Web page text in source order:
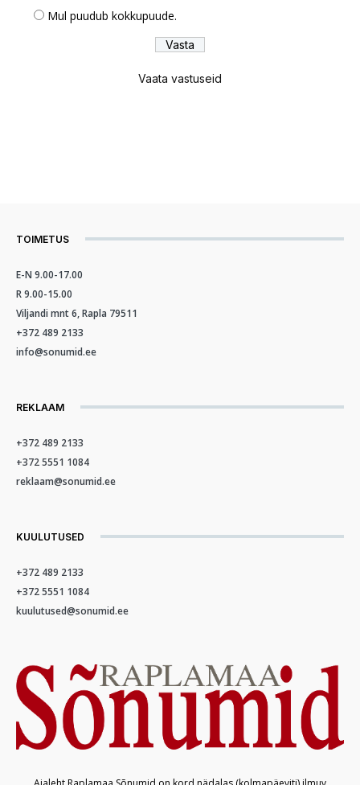
Mul puudub kokkupuude.
Vaata vastuseid
TOIMETUS
E-N 9.00-17.00
R 9.00-15.00
Viljandi mnt 6, Rapla 79511
+372 489 2133
info@sonumid.ee
REKLAAM
+372 489 2133
+372 5551 1084
reklaam@sonumid.ee
KUULUTUSED
+372 489 2133
+372 5551 1084
kuulutused@sonumid.ee